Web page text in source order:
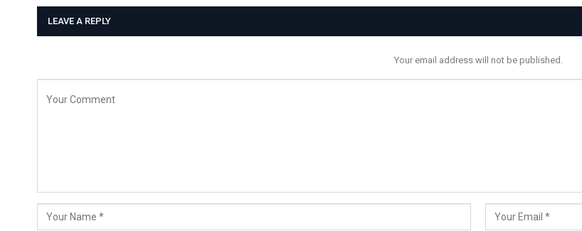
LEAVE A REPLY
Your email address will not be published.